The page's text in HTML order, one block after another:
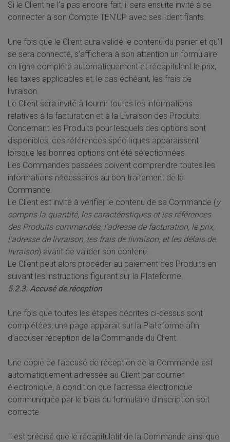
Si le Client ne l’a pas encore fait, il sera ensuite invité à se
connecter à son Compte TEN’UP avec ses Identifiants.
Une fois que le Client aura validé le contenu du panier et qu’il
se sera connecté, s’affichera à son attention un formulaire
en ligne complété automatiquement et récapitulant le prix,
les taxes applicables et, le cas échéant, les frais de
livraison.
Le Client sera invité à fournir toutes les informations
relatives à la facturation et à la Livraison des Produits.
Concernant les Produits pour lesquels des options sont
disponibles, ces références spécifiques apparaissent
lorsque les bonnes options ont été sélectionnées.
Les Commandes passées doivent comprendre toutes les
informations nécessaires au bon traitement de la
Commande.
Le Client est invité à vérifier le contenu de sa Commande (y
compris la quantité, les caractéristiques et les références
des Produits commandés, l’adresse de facturation, le prix,
l’adresse de livraison, les frais de livraison, et les délais de
livraison) avant de valider son contenu.
Le Client peut alors procéder au paiement des Produits en
suivant les instructions figurant sur la Plateforme.
5.2.3. Accusé de réception
Une fois que toutes les étapes décrites ci-dessus sont
complétées, une page apparait sur la Plateforme afin
d’accuser réception de la Commande du Client.
Une copie de l’accusé de réception de la Commande est
automatiquement adressée au Client par courrier
électronique, à condition que l’adresse électronique
communiquée par le biais du formulaire d’inscription soit
correcte.
Il est précisé que le récapitulatif de la Commande ainsi que